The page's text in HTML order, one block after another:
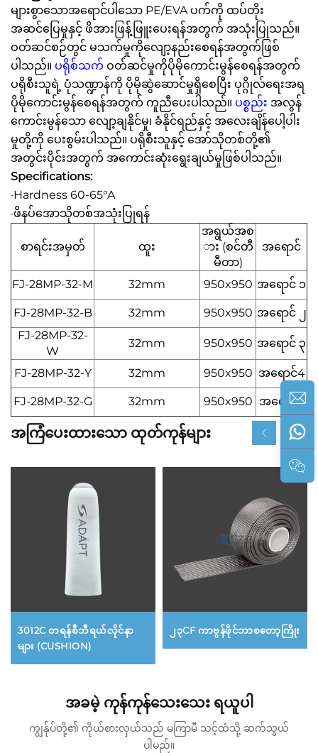
များစွာသောအရောင်ပါသော PE/EVA ပက်ကို ထပ်တိုး
အဆင်ပြေမှုနှင့် ဖိအားဖြန့်ဖြူးပေးရန်အတွက် အသုံးပြုသည်။
ဝတ်ဆင်စဉ်တွင် မသက်မှုကိုလျော့နည်းစေရန်အတွက်ဖြစ်
ပါသည်။ ပရိုစ်သက် ဝတ်ဆင်မှုကိုပိုမိုကောင်းမွန်စေရန်အတွက်
ပရိုစီးသူရဲ့ ပုံသဏ္ဍာန်ကို ပိုမိုဆွဲဆောင်မှုရှိစေပြီး ပုဂ္ဂိုလ်ရေးအရ
ပိုမိုကောင်းမွန်စေရန်အတွက် ကူညီပေးပါသည်။ ပစ္စည်း အလွန်
ကောင်းမွန်သော လျော့ချနိုင်မှု၊ ခံနိုင်ရည်နှင့် အလေးချိန်ပေါ့ပါး
မှုတို့ကို ပေးစွမ်းပါသည်။ ပရိုစီးသူနှင့် အော်သိုတစ်တို့၏
အတွင်းပိုင်းအတွက် အကောင်းဆုံးရွေးချယ်မှုဖြစ်ပါသည်။
Specifications:
·Hardness 60-65°A
·ဖိနပ်အောသိုတစ်အသုံးပြုရန်
စာရင်းအမှတ် ထူး
အရွယ်အစ
ား (စင်တီ
မီတာ)
အရောင်
FJ-28MP-32-M 32mm 950x950 အရောင် ၁
FJ-28MP-32-B 32mm 950x950 အရောင် ၂
FJ-28MP-32-
W
32mm 950x950 အရောင် ၃
FJ-28MP-32-Y 32mm 950x950 အရောင်4
FJ-28MP-32-G 32mm 950x950 အရောင်5
အကြံပေးထားသော ထုတ်ကုန်များ
3012C တရန်စီဘီရယ်လိုင်နာ
များ (CUSHION)
၂၃CF ကာဗွန်ဖိုင်ဘာစတော့ကြိုး
အခမဲ့ ကုန်ကုန်သေးသေး ရယူပါ
ကျွန်ုပ်တို့၏ ကိုယ်စားလှယ်သည် မကြာမီ သင့်ထံသို့ ဆက်သွယ်
ပါမည်။